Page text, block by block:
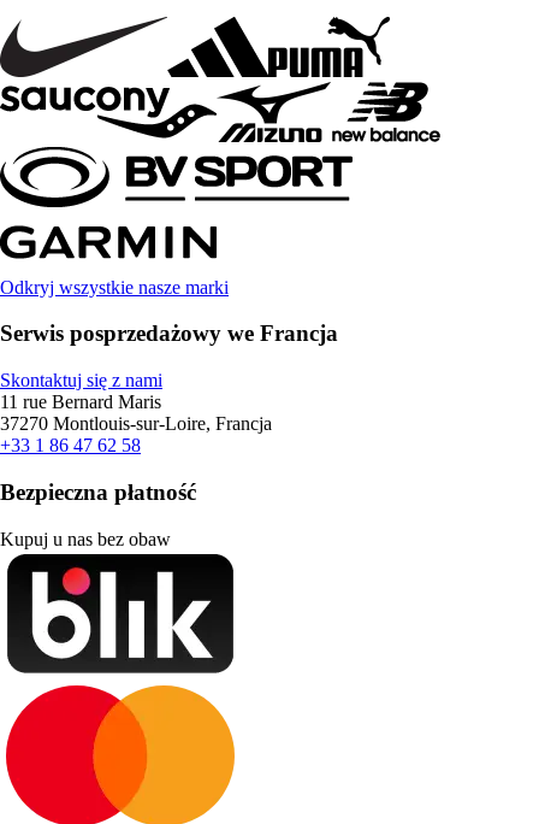
Odkryj wszystkie nasze marki
Serwis posprzedażowy we Francja
Skontaktuj się z nami
11 rue Bernard Maris
37270 Montlouis-sur-Loire, Francja
+33 1 86 47 62 58
Bezpieczna płatność
Kupuj u nas bez obaw